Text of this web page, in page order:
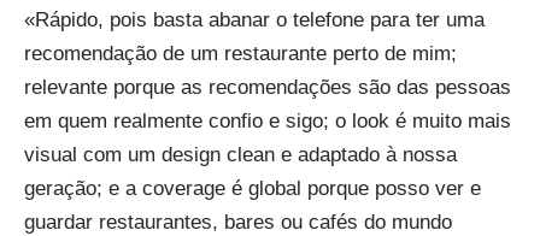
«Rápido, pois basta abanar o telefone para ter uma
recomendação de um restaurante perto de mim;
relevante porque as recomendações são das pessoas
em quem realmente confio e sigo; o look é muito mais
visual com um design clean e adaptado à nossa
geração; e a coverage é global porque posso ver e
guardar restaurantes, bares ou cafés do mundo